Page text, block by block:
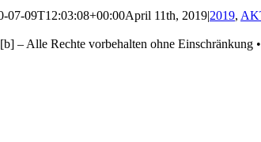
07-09T12:03:08+00:00April 11th, 2019|2019,
– Alle Rechte vorbehalten ohne Einschränkung •